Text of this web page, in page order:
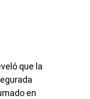
que la
en